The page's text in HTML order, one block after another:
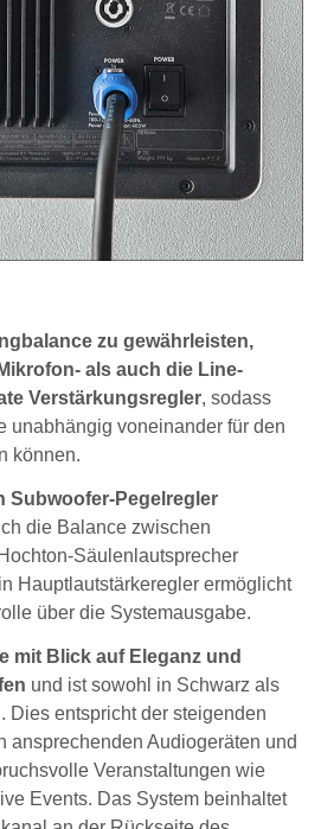
zu gewährleisten,
als auch die Line-
Verstärkungsregler, sodass
unabhängig voneinander für den
können.
Subwoofer-Pegelregler
die Balance zwischen
Säulenlautsprecher
Hauptlautstärkeregler ermöglicht
über die Systemausgabe.
mit Blick auf Eleganz und
und ist sowohl in Schwarz als
Dies entspricht der steigenden
ansprechenden Audiogeräten und
Veranstaltungen wie
Events. Das System beinhaltet